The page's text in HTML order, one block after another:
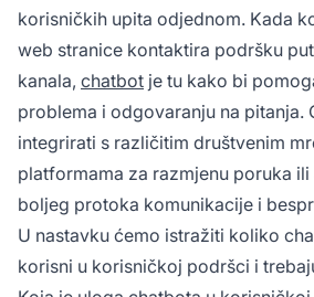
korisničkih upita odjednom. Kada
web stranice kontaktira podršku
kanala, chatbot je tu kako bi
problema i odgovaranju na pitanja.
integrirati s različitim društvenim
platformama za razmjenu poruka
boljeg protoka komunikacije i
U nastavku ćemo istražiti koliko
korisni u korisničkoj podršci i